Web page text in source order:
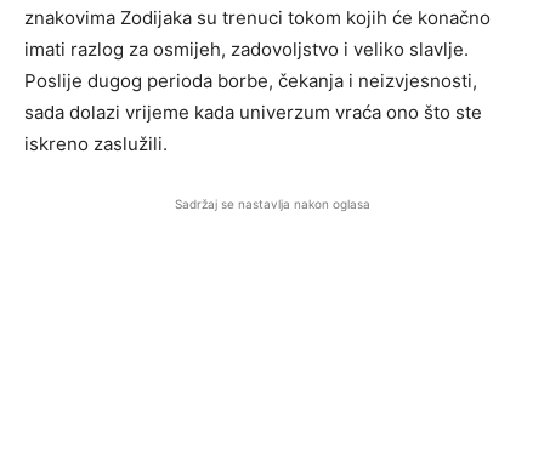
znakovima Zodijaka su trenuci tokom kojih će konačno
imati razlog za osmijeh, zadovoljstvo i veliko slavlje.
Poslije dugog perioda borbe, čekanja i neizvjesnosti,
sada dolazi vrijeme kada univerzum vraća ono što ste
iskreno zaslužili.
Sadržaj se nastavlja nakon oglasa